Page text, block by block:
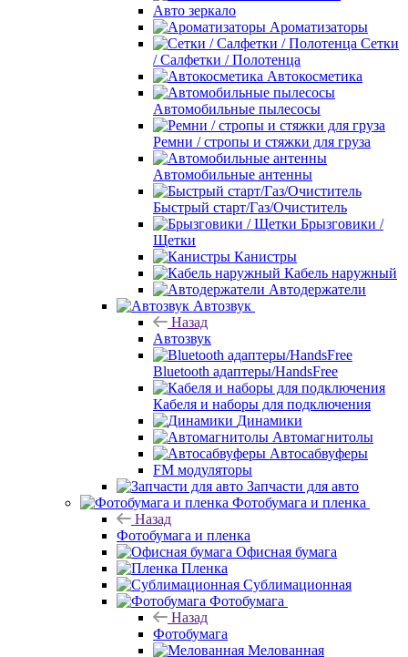
Авто зеркало
Ароматизаторы
Сетки
/ Салфетки / Полотенца
Автокосметика
Автомобильные пылесосы
Ремни / стропы и стяжки для груза
Автомобильные антенны
Быстрый старт/Газ/Очиститель
Брызговики /
Щетки
Канистры
Кабель наружный
Автодержатели
Автозвук
Назад
Автозвук
Bluetooth адаптеры/HandsFree
Кабеля и наборы для подключения
Динамики
Автомагнитолы
Автосабвуферы
FM модуляторы
Запчасти для авто
Фотобумага и пленка
Назад
Фотобумага и пленка
Офисная бумага
Пленка
Сублимационная
Фотобумага
Назад
Фотобумага
Мелованная